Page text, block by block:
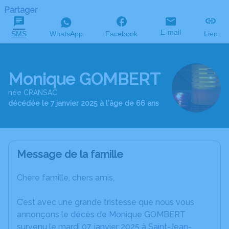
Partager
SMS WhatsApp Facebook E-mail Lien
Monique GOMBERT
née CRANSAC
décédée le 7 janvier 2025 à l'âge de 66 ans
Message de la famille
Chère famille, chers amis,
C’est avec une grande tristesse que nous vous
annonçons le décès de Monique GOMBERT
survenu le mardi 07 janvier 2025 à Saint-Jean-